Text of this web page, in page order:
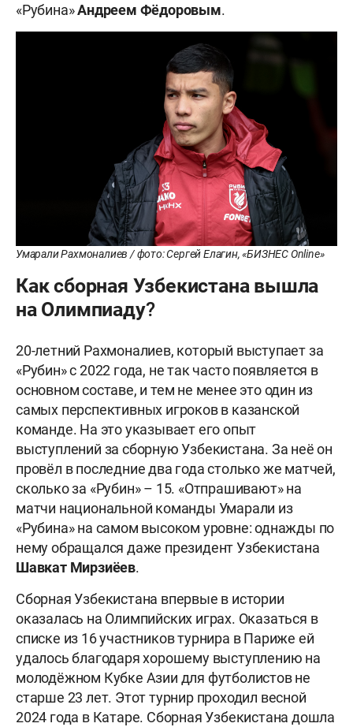
«Рубина»Андреем Фёдоровым.
Умарали Рахмоналиев / фото: Сергей Елагин, «БИЗНЕС Online»
Как сборная Узбекистана вышла
на Олимпиаду?
20-летний Рахмоналиев, который выступает за
«Рубин» с 2022 года, не так часто появляется в
основном составе, и тем не менее это один из
самых перспективных игроков в казанской
команде. На это указывает его опыт
выступлений за сборную Узбекистана. За неё он
провёл в последние два года столько же матчей,
сколько за «Рубин» – 15. «Отпрашивают» на
матчи национальной команды Умарали из
«Рубина» на самом высоком уровне: однажды по
нему обращался даже президент Узбекистана
Шавкат Мирзиёев.
Сборная Узбекистана впервые в истории
оказалась на Олимпийских играх. Оказаться в
списке из 16 участников турнира в Париже ей
удалось благодаря хорошему выступлению на
молодёжном Кубке Азии для футболистов не
старше 23 лет. Этот турнир проходил весной
2024 года в Катаре. Сборная Узбекистана дошла